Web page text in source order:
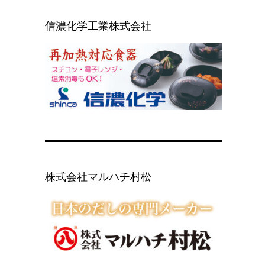
信濃化学工業株式会社
株式会社マルハチ村松